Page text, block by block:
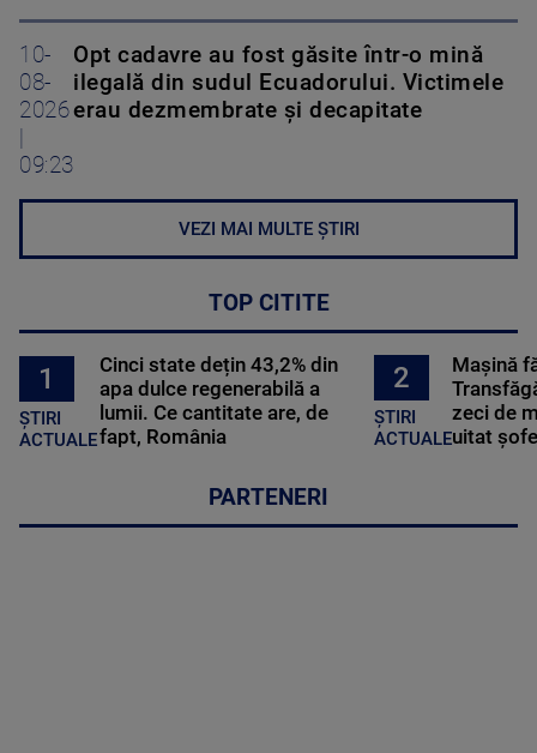
10-
08-
2026
|
09:23
Opt cadavre au fost găsite într-o mină
ilegală din sudul Ecuadorului. Victimele
erau dezmembrate și decapitate
VEZI MAI MULTE ȘTIRI
TOP CITITE
1
ȘTIRI
ACTUALE
Cinci state dețin 43,2% din
apa dulce regenerabilă a
lumii. Ce cantitate are, de
fapt, România
2
ȘTIRI
ACTUALE
Mașină
zeci de
uitat
PARTENERI